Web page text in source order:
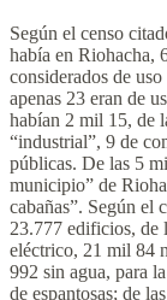
Según el censo
había en Riohacha,
considerados de
apenas 23 eran de
habían 2 mil 15, de
“industrial”, 9 de
públicas. De las 5
municipio” de
cabañas”. Según el
23.777 edificios, de
eléctrico, 21 mil 84
992 sin agua, para
de espantosas; de